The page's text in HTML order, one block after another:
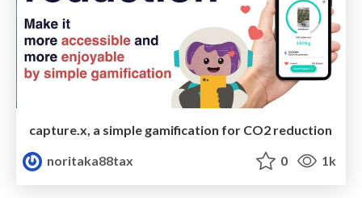
capture.x, a simple gamification for CO2 reduction
noritaka88tax
0 1k